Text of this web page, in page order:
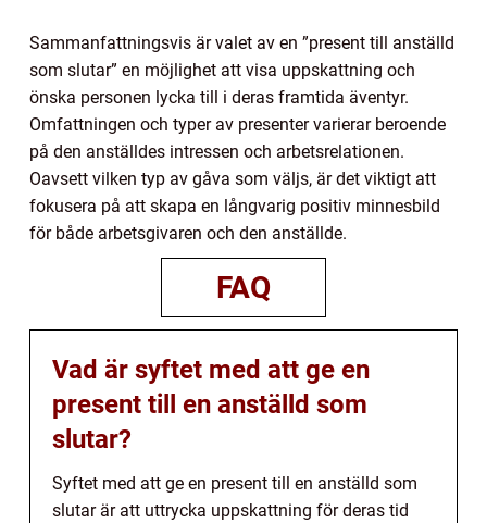
Sammanfattningsvis är valet av en ”present till anställd
som slutar” en möjlighet att visa uppskattning och
önska personen lycka till i deras framtida äventyr.
Omfattningen och typer av presenter varierar beroende
på den anställdes intressen och arbetsrelationen.
Oavsett vilken typ av gåva som väljs, är det viktigt att
fokusera på att skapa en långvarig positiv minnesbild
för både arbetsgivaren och den anställde.
FAQ
Vad är syftet med att ge en
present till en anställd som
slutar?
Syftet med att ge en present till en anställd som
slutar är att uttrycka uppskattning för deras tid